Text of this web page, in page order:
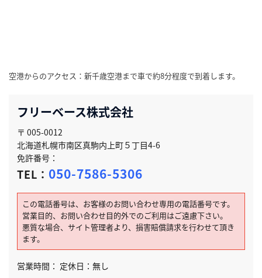
空港からのアクセス：新千歳空港まで車で約8分程度で到着します。
フリーベース株式会社
〒 005-0012
北海道札幌市南区真駒内上町５丁目4-6
免許番号：
TEL： 050-7586-5306
この電話番号は、お客様のお問い合わせ専用の電話番号です。
営業目的、お問い合わせ目的外でのご利用はご遠慮下さい。
悪質な場合、サイト管理者より、損害賠償請求を行わせて頂き
ます。
営業時間： 定休日：無し